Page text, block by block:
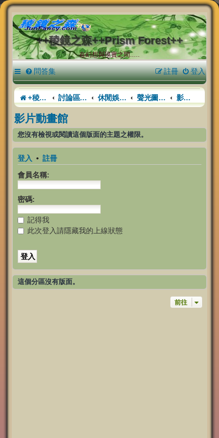
++稜鏡之森++Prism Forest++
在幻想與現實之間.....
問答集 登入
註冊
+稜鏡之森+ 討論區首頁 休閒娛樂活動中心 聲光圖影樓 影片動畫館
影片動畫館
您沒有檢視或閱讀這個版面的主題之權限。
登入 • 註冊
會員名稱:
密碼:
記得我
此次登入請隱藏我的上線狀態
這個分區沒有版面。
前往